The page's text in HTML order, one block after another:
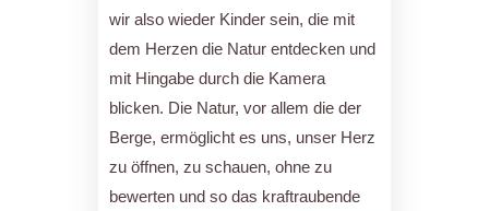
wir also wieder Kinder sein, die mit
dem Herzen die Natur entdecken und
mit Hingabe durch die Kamera
blicken. Die Natur, vor allem die der
Berge, ermöglicht es uns, unser Herz
zu öffnen, zu schauen, ohne zu
bewerten und so das kraftraubende